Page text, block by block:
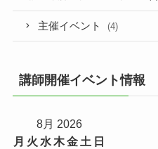
主催イベント (4)
講師開催イベント情報
8月 2026
月 火 水木金 土 日